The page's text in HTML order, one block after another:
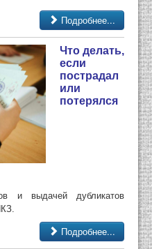
Подробнее...
Что делать,
если
пострадал
или
потерялся
и выдачей дубликатов
Подробнее...